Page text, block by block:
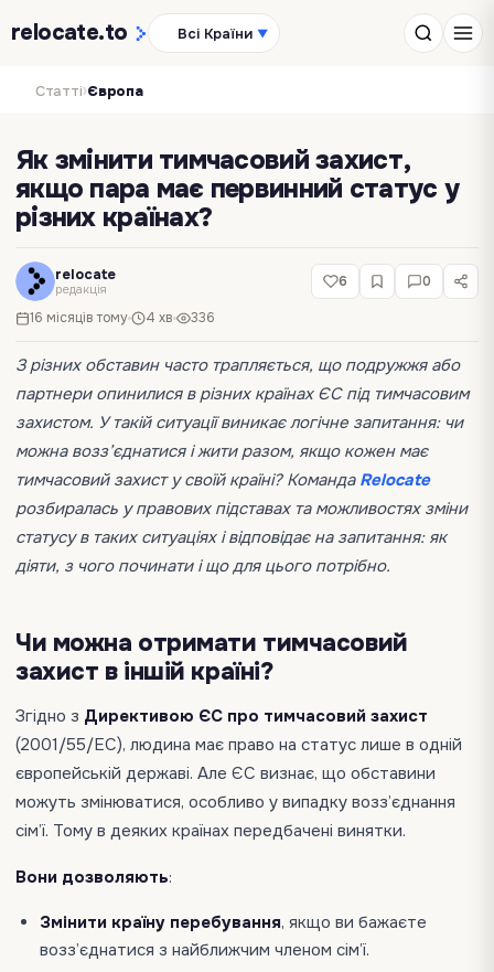
relocate.to Всі Країни ▼
Статті›Європа
Як змінити тимчасовий захист,
якщо пара має первинний статус у
різних країнах?
relocate
редакція
16 місяців тому 4 хв 336
6 0
З різних обставин часто трапляється, що подружжя або
партнери опинилися в різних країнах ЄС під тимчасовим
захистом. У такій ситуації виникає логічне запитання: чи
можна возз’єднатися і жити разом, якщо кожен має
тимчасовий захист у своїй країні? Команда Relocate
розбиралась у правових підставах та можливостях зміни
статусу в таких ситуаціях і відповідає на запитання: як
діяти, з чого починати і що для цього потрібно.
Чи можна отримати тимчасовий
захист в іншій країні?
Згідно з Директивою ЄС про тимчасовий захист
(2001/55/EC), людина має право на статус лише в одній
європейській державі. Але ЄС визнає, що обставини
можуть змінюватися, особливо у випадку возз’єднання
сім’ї. Тому в деяких країнах передбачені винятки.
Вони дозволяють:
Змінити країну перебування, якщо ви бажаєте
возз’єднатися з найближчим членом сім’ї.